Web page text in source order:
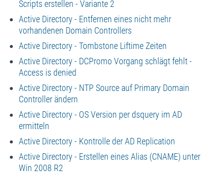
Scripts erstellen - Variante 2
Active Directory - Entfernen eines nicht mehr
vorhandenen Domain Controllers
Active Directory - Tombstone Liftime Zeiten
Active Directory - DCPromo Vorgang schlägt fehlt -
Access is denied
Active Directory - NTP Source auf Primary Domain
Controller ändern
Active Directory - OS Version per dsquery im AD
ermitteln
Active Directory - Kontrolle der AD Replication
Active Directory - Erstellen eines Alias (CNAME) unter
Win 2008 R2